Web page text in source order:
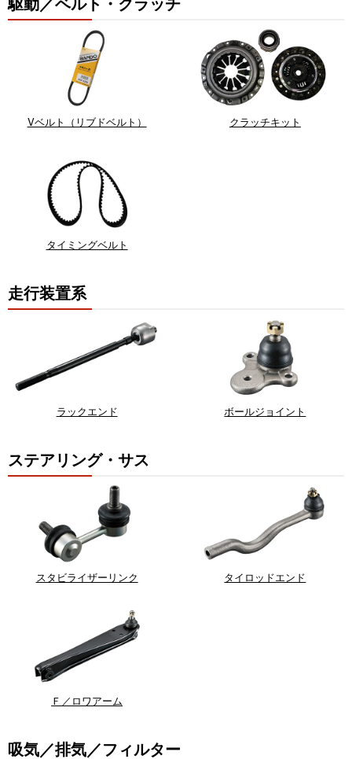
Vベルト（リブドベルト） クラッチキット
タイミングベルト
走行装置系
ラックエンド ボールジョイント
ステアリング・サス
スタビライザーリンク タイロッドエンド
Ｆ／ロワアーム
吸気／排気／フィルター